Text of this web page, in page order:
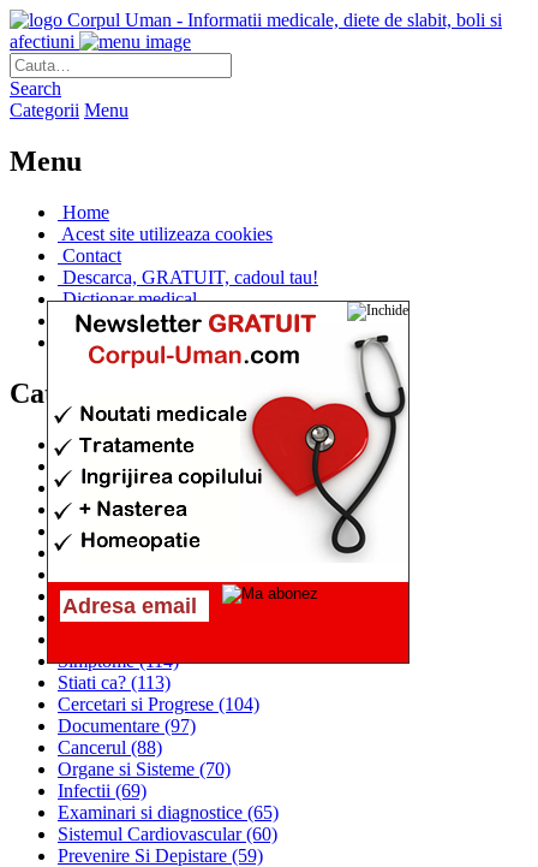
Corpul Uman - Informatii medicale, diete de slabit, boli si
afectiuni
Search
Categorii Menu
Menu
Home
Acest site utilizeaza cookies
Contact
Descarca, GRATUIT, cadoul tau!
Dictionar medical
Dr. Cristina IANUC
Linkuri utile
Categorii
Diete si cure de slabire
(706)
Afectiuni si Boli
(401)
Corpul de la A la Z(315)
Medicina Naturista
Anatomie
(295)
Alimentatia(259)
Sanatatea si Preventia(170)
Interventii si Tratamente
Simptome(114)
Stiati ca? (113)
Cercetari si Progrese (104)
Documentare (97)
Cancerul (88)
Organe si Sisteme (70)
Infectii (69)
Examinari si diagnostice (65)
Sistemul Cardiovascular(60)
Prevenire Si Depistare (59)